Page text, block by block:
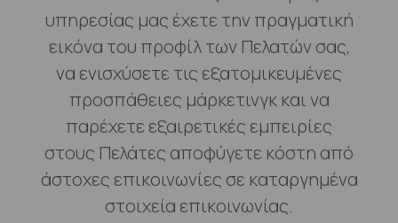
υπηρεσίας μας έχετε την πραγματική
εικόνα του προφίλ των Πελατών σας,
να ενισχύσετε τις εξατομικευμένες
προσπάθειες μάρκετινγκ και να
παρέχετε εξαιρετικές εμπειρίες
στους Πελάτες αποφύγετε κόστη από
άστοχες επικοινωνίες σε καταργημένα
στοιχεία επικοινωνίας.